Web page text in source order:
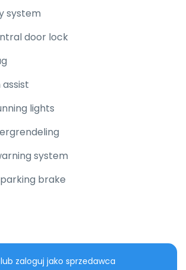
system
door lock
lights
system
brake
zaloguj jako sprzedawca